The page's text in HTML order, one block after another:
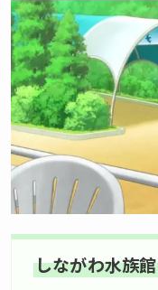
しながわ水族館